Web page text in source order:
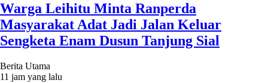
Warga Leihitu Minta Ranperda
Masyarakat Adat Jadi Jalan Keluar
Sengketa Enam Dusun Tanjung Sial
Berita Utama
11 jam yang lalu